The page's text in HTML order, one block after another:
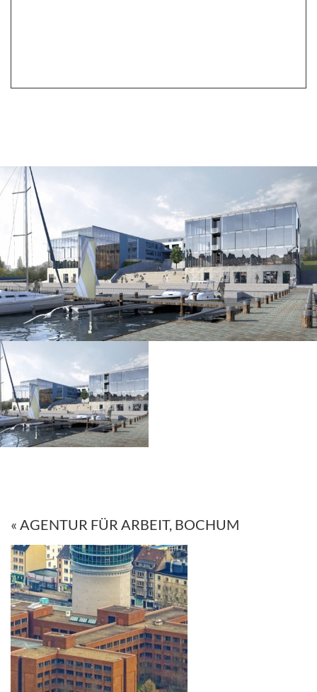
« AGENTUR FÜR ARBEIT, BOCHUM